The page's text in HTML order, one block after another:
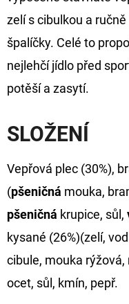
zelí s cibulkou a
špalíčky. Celé to
nejlehčí jídlo před
potěší a zasytí.
SLOŽENÍ
Vepřová plec (30%),
(pšeničná mouka,
pšeničná krupice, sůl,
kysané (26%)(zelí,
cibule, mouka rýžová,
ocet, sůl, kmín, pepř.